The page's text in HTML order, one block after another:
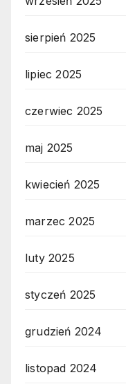
sierpień 2025
lipiec 2025
czerwiec 2025
maj 2025
kwiecień 2025
marzec 2025
luty 2025
styczeń 2025
grudzień 2024
listopad 2024